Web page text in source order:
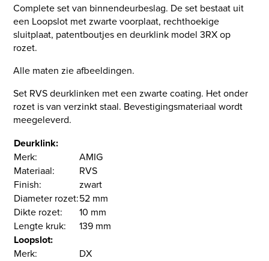
Complete set van binnendeurbeslag. De set bestaat uit
een Loopslot met zwarte voorplaat, rechthoekige
sluitplaat, patentboutjes en deurklink model 3RX op
rozet.
Alle maten zie afbeeldingen.
Set RVS deurklinken met een zwarte coating. Het onder
rozet is van verzinkt staal. Bevestigingsmateriaal wordt
meegeleverd.
Deurklink:
Merk:
AMIG
Materiaal:
RVS
Finish:
zwart
Diameter rozet:52 mm
Dikte rozet:
10 mm
Lengte kruk:
139 mm
Loopslot:
Merk:
DX